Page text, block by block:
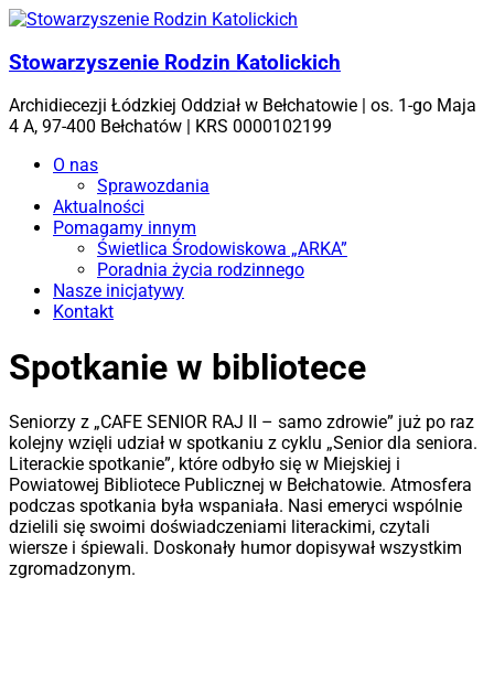
Skip
content
Stowarzyszenie Rodzin Katolickich
Archidiecezji Łódzkiej Oddział w Bełchatowie | os. 1-go Maja
4 A, 97-400 Bełchatów | KRS 0000102199
Menu
O nas
Sprawozdania
Aktualności
Pomagamy innym
Świetlica Środowiskowa „ARKA”
Poradnia życia rodzinnego
Nasze inicjatywy
Kontakt
Spotkanie w bibliotece
Seniorzy z „CAFE SENIOR RAJ II – samo zdrowie” już po raz
kolejny wzięli udział w spotkaniu z cyklu „Senior dla seniora.
Literackie spotkanie”, które odbyło się w Miejskiej i
Powiatowej Bibliotece Publicznej w Bełchatowie. Atmosfera
podczas spotkania była wspaniała. Nasi emeryci wspólnie
dzielili się swoimi doświadczeniami literackimi, czytali
wiersze i śpiewali. Doskonały humor dopisywał wszystkim
zgromadzonym.